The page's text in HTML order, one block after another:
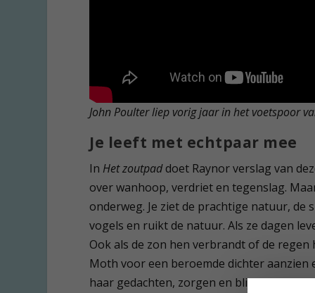
John Poulter liep vorig jaar in het voetspoor
Je leeft met echtpaar mee
In Het zoutpaddoet Raynor verslag van
over wanhoop, verdriet en tegenslag.
onderweg. Je ziet de prachtige natuur, de
vogels en ruikt de natuur. Als ze dagen
Ook als de zon hen verbrandt of de
Moth voor een beroemde dichter aanzien
haar gedachten, zorgen en blijdschap. Je